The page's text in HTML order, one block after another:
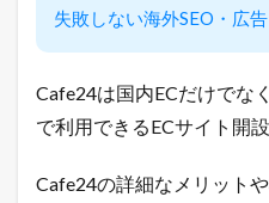
き
る
方
売
る
失敗しない海外SEO・広
Cafe24は国内ECだけでな
で利用できるECサイト開
Cafe24の詳細なメリット